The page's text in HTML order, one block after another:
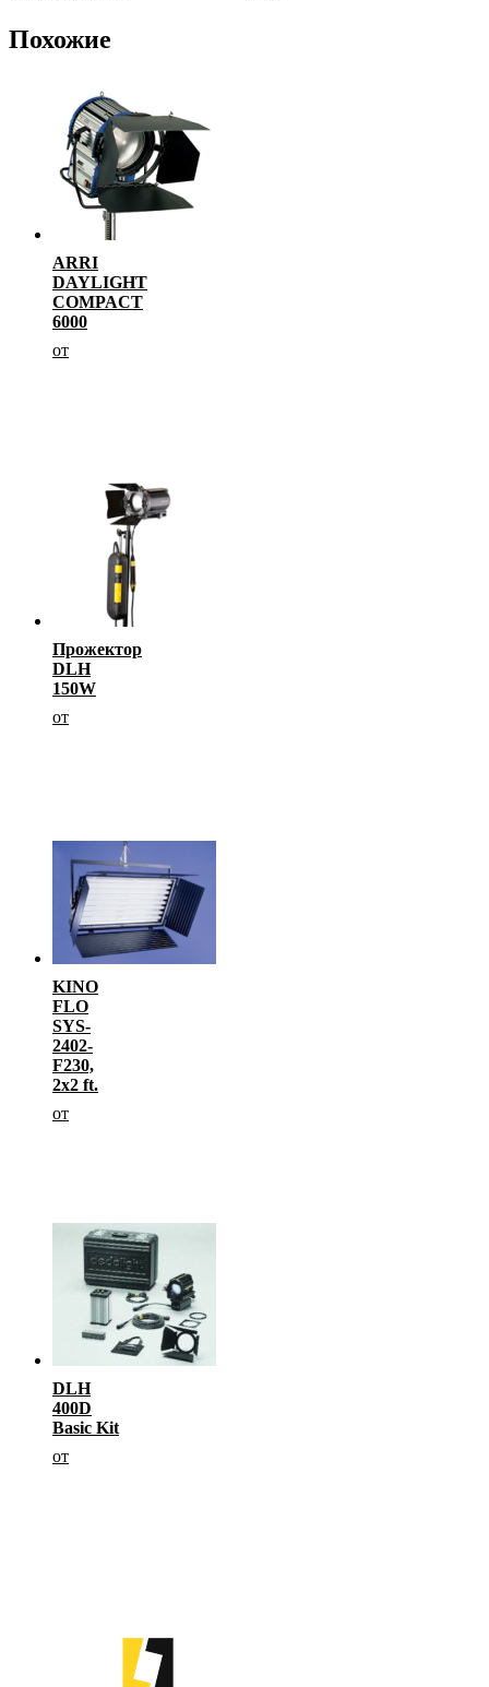
Похожие
ARRI
DAYLIGHT
COMPACT
6000
от
Прожектор
DLH
150W
от
KINO
FLO
SYS-
2402-
F230,
2х2 ft.
от
DLH
400D
Basic Kit
от